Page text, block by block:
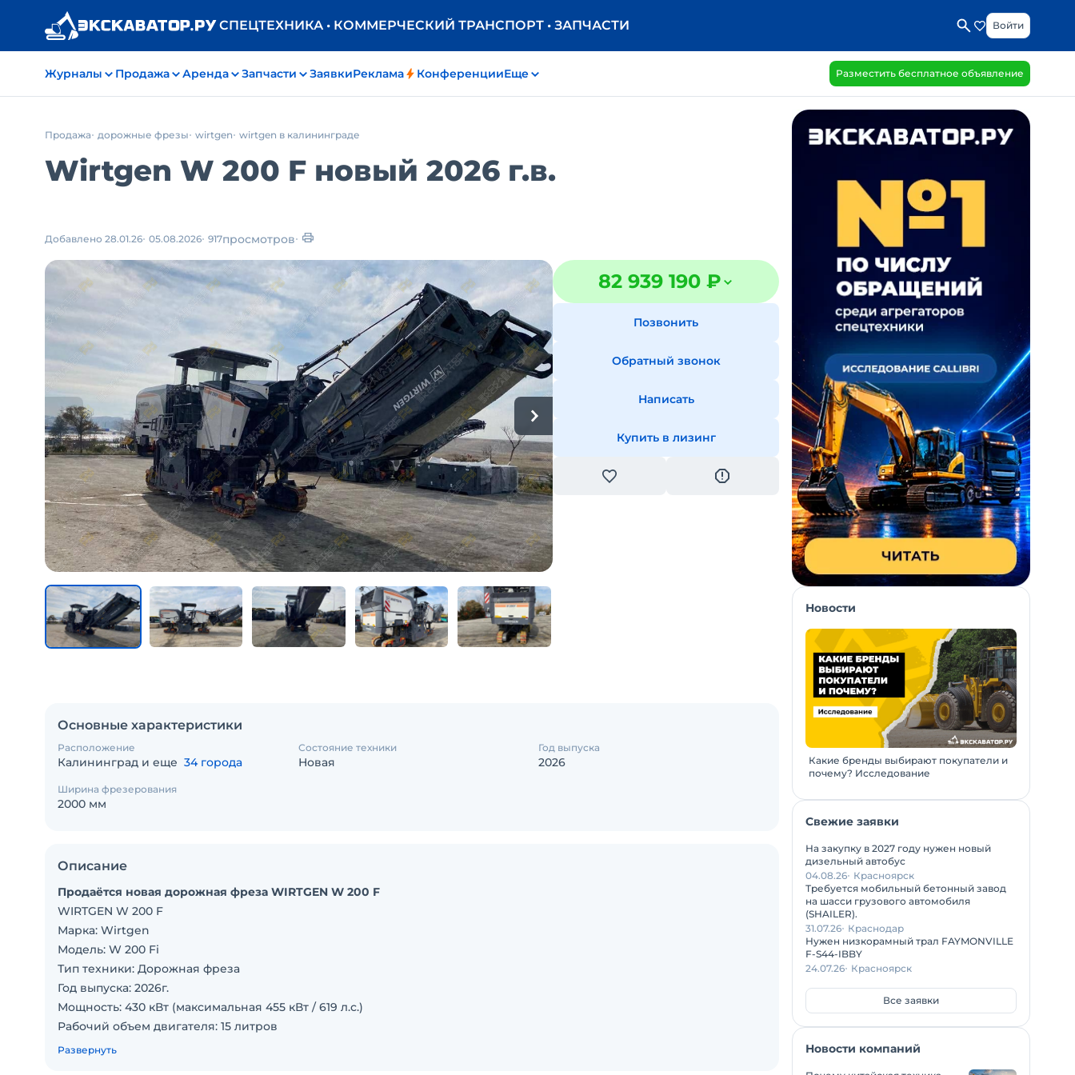
СПЕЦТЕХНИКА • КОММЕРЧЕСКИЙ ТРАНСПОРТ • ЗАПЧАСТИ Войти
Журналы Продажа Аренда Запчасти ЗаявкиРеклама КонференцииЕще Разместить бесплатное объявление
Продажа дорожные фрезы wirtgen wirtgen в калининграде
Wirtgen W 200 F новый 2026 г.в.
Добавлено 28.01.26 05.08.2026 917просмотров
82 939 190 ₽
Позвонить
Обратный звонок
Написать
Купить в лизинг
Основные характеристики
Расположение
Калининград и еще 34 города
Состояние техники
Новая
Год выпуска
2026
Ширина фрезерования
2000 мм
Описание
Продаётся новая дорожная фреза WIRTGEN W 200 F
WIRTGEN W 200 F
Марка: Wirtgen
Модель: W 200 Fi
Тип техники: Дорожная фреза
Год выпуска: 2026г.
Мощность: 430 кВт (максимальная 455 кВт / 619 л.с.)
Рабочий объем двигателя: 15 литров
Рабочее оборудование:
Развернуть
Новости
Какие бренды выбирают покупатели и
почему? Исследование
Свежие заявки
На закупку в 2027 году нужен новый
дизельный автобус
04.08.26 Красноярск
Требуется мобильный бетонный завод
на шасси грузового автомобиля
(SHAILER).
31.07.26 Краснодар
Нужен низкорамный трал FAYMONVILLE
F-S44-IBBY
24.07.26 Красноярск
Все заявки
Новости компаний